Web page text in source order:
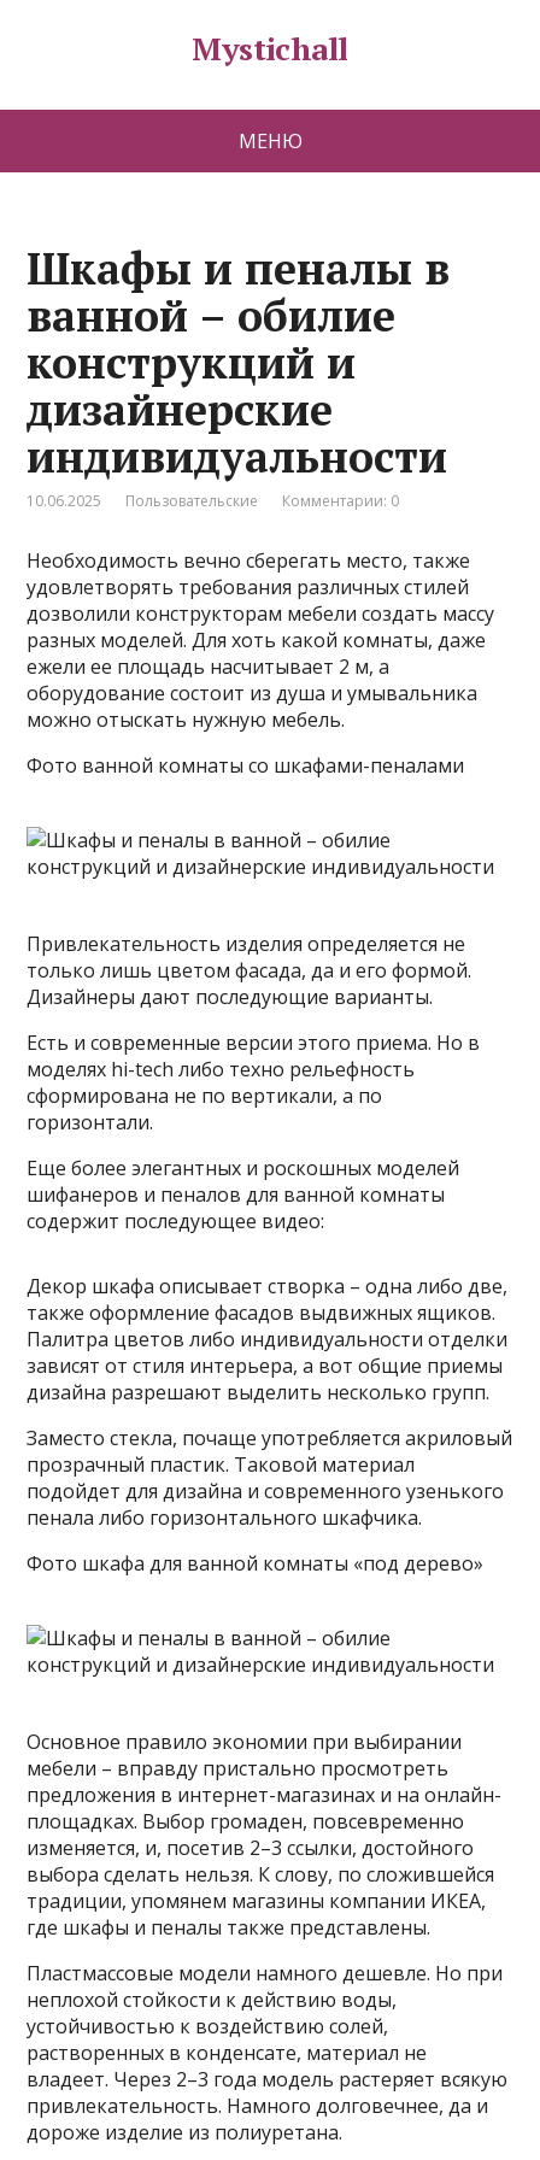
Mystichall
МЕНЮ
Шкафы и пеналы в
ванной – обилие
конструкций и
дизайнерские
индивидуальности
10.06.2025 Пользовательские Комментарии: 0
Необходимость вечно сберегать место, также
удовлетворять требования различныхстилей
дозволили конструкторам мебели создать массу
разных моделей. Для хоть какой комнаты, даже
ежели ее площадь насчитывает 2 м, а
оборудование состоит из душа и умывальника
можно отыскать нужную мебель.
Фото ванной комнаты со шкафами-пеналами
Привлекательность изделия определяется не
только лишь цветом фасада, да и его формой.
Дизайнеры дают последующие варианты.
Есть и современные версии этого приема. Но в
моделях hi-tech либо техно рельефность
сформирована не по вертикали, а по
горизонтали.
Еще более элегантных и роскошных моделей
шифанеров и пеналов для ванной комнаты
содержит последующее видео:
Декор шкафа описывает створка – одна либо две,
также оформление фасадов выдвижных ящиков.
Палитра цветов либо индивидуальности отделки
зависят от стиля интерьера, а вот общие приемы
дизайна разрешают выделить несколько групп.
Заместо стекла, почаще употребляется акриловый
прозрачный пластик. Таковой материал
подойдет для дизайна и современного узенького
пенала либо горизонтального шкафчика.
Фото шкафа для ванной комнаты «под дерево»
Основное правило экономии при выбирании
мебели – вправду пристально просмотреть
предложения в интернет-магазинах и на онлайн-
площадках. Выбор громаден, повсевременно
изменяется, и, посетив 2–3 ссылки, достойного
выбора сделать нельзя. К слову, по сложившейся
традиции, упомянем магазины компании ИКЕА,
где шкафы и пеналы также представлены.
Пластмассовые модели намного дешевле. Но при
неплохой стойкости к действию воды,
устойчивостью к воздействию солей,
растворенных в конденсате, материал не
владеет. Через 2–3 года модель растеряет всякую
привлекательность. Намного долговечнее, да и
дороже изделие из полиуретана.